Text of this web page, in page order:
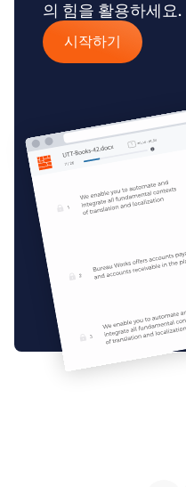
의 힘을 활용하세요.
시작하기